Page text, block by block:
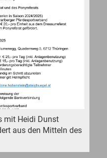
mit Heidi Dunst
aus den Mitteln des